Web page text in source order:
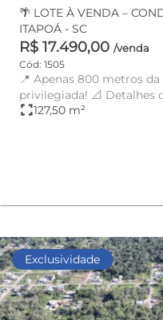
🌴 LOTE À VENDA –
ITAPOÁ - SC
R$ 17.490,00 /venda
Cód: 1505
📍 Apenas 800 metros da praia | Face Oeste | Localização
fullscreen127,50 m²
Exclusividade